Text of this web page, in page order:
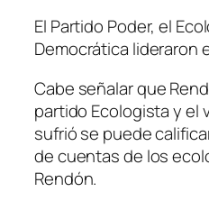
El Partido Poder, el
Democrática lideraron
Cabe señalar que
partido Ecologista y el
sufrió se puede
de cuentas de los
Rendón.